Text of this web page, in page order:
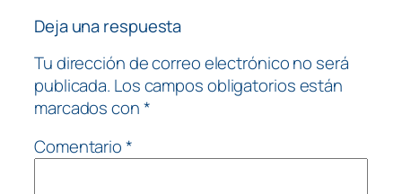
Deja una respuesta
Tu dirección de correo electrónico no será
publicada. Los campos obligatorios están
marcados con*
Comentario*